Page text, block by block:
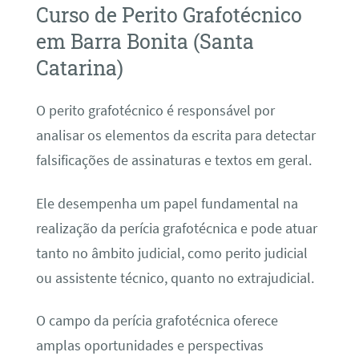
Curso de Perito Grafotécnico
em Barra Bonita (Santa
Catarina)
O perito grafotécnico é responsável por
analisar os elementos da escrita para detectar
falsificações de assinaturas e textos em geral.
Ele desempenha um papel fundamental na
realização da perícia grafotécnica e pode atuar
tanto no âmbito judicial, como perito judicial
ou assistente técnico, quanto no extrajudicial.
O campo da perícia grafotécnica oferece
amplas oportunidades e perspectivas